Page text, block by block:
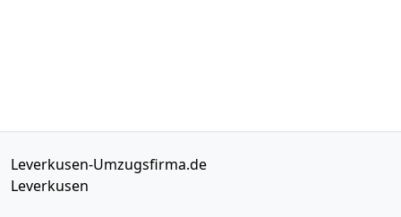
Leverkusen-Umzugsfirma.de
Leverkusen